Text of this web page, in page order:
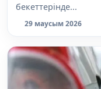
бекеттерінде...
29 маусым 2026